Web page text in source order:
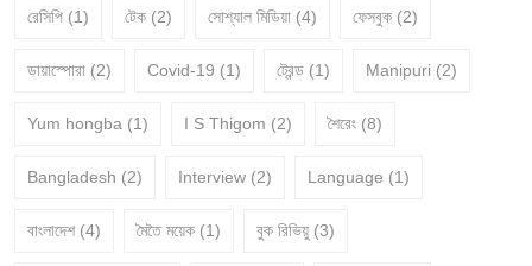
রেসিপি (1) টেক (2) সোশ্যাল মিডিয়া (4) ফেসবুক (2)
ডায়াস্পোরা (2) Covid-19 (1) ট্রেন্ড (1) Manipuri (2)
Yum hongba (1) I S Thigom (2) শৈরেং (8)
Bangladesh (2) Interview (2) Language (1)
বাংলাদেশ (4) মৈতৈ ময়েক (1) বুক রিভিয়ু (3)